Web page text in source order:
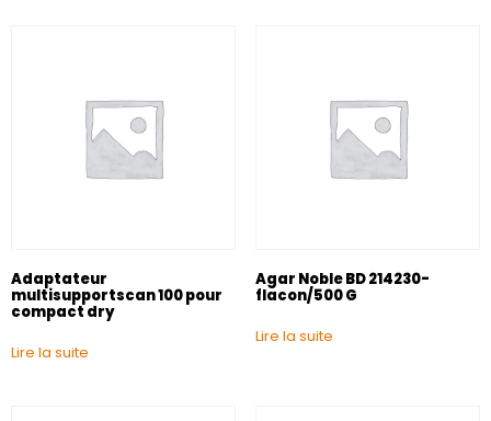
Adaptateur
multisupportscan 100 pour
compact dry
Lire la suite
Agar Noble BD 214230-
flacon/500 G
Lire la suite